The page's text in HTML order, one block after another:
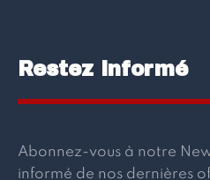
Restez informé
Abonnez-vous à notre
informé de nos dernières